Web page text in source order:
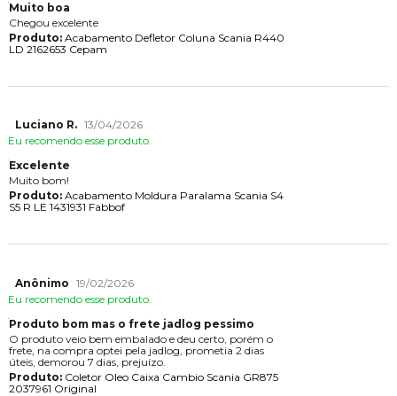
Muito boa
Chegou excelente
Produto:Acabamento Defletor Coluna Scania R440
LD 2162653 Cepam
Luciano R. 13/04/2026
Eu recomendo esse produto.
Excelente
Muito bom!
Produto:Acabamento Moldura Paralama Scania S4
S5 R LE 1431931 Fabbof
Anônimo 19/02/2026
Eu recomendo esse produto.
Produto bom mas o frete jadlog pessimo
O produto veio bem embalado e deu certo, porém o
frete, na compra optei pela jadlog, prometia 2 dias
úteis, demorou 7 dias, prejuízo.
Produto:Coletor Oleo Caixa Cambio Scania GR875
2037961 Original